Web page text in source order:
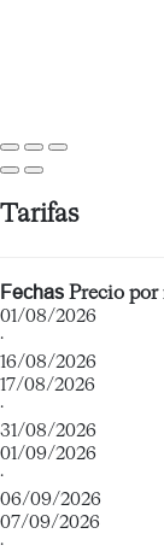
Tarifas
Fechas Precio
01/08/2026
·
16/08/2026
17/08/2026
·
31/08/2026
01/09/2026
·
06/09/2026
07/09/2026
·